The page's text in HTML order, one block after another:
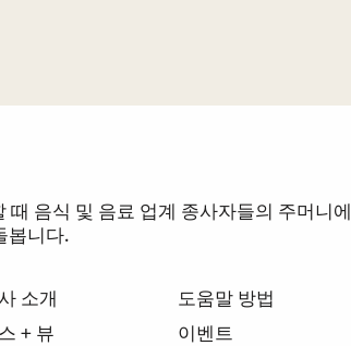
음식 및 음료 업계 종사자들의 주머니에
봅니다.
소개
+ 뷰
도움말 방법
이벤트